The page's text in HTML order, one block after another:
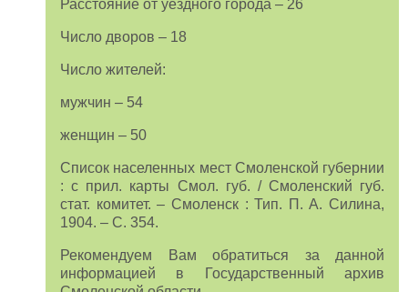
Расстояние от уездного города – 26
Число дворов – 18
Число жителей:
мужчин – 54
женщин – 50
Список населенных мест Смоленской губернии
: с прил. карты Смол. губ. / Смоленский губ.
стат. комитет. – Смоленск : Тип. П. А. Силина,
1904. – С. 354.
Рекомендуем Вам обратиться за данной
информацией в Государственный архив